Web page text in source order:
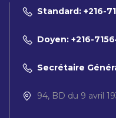
Standard: +216-
Doyen: +216-
Secrétaire
94, BD du 9 avril